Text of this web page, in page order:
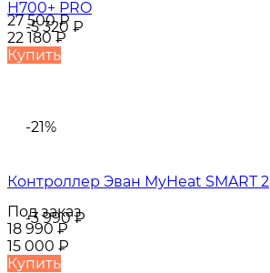
-5 320 ₽
H700+ PRO
27 500₽
22 180₽
Купить
-21%
-3 990₽
Контроллер Эван MyHeat SMART 2
Под заказ
18 990₽
15 000 ₽
Купить